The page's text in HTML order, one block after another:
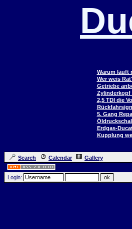
Warum läuft
Wer weis
Getriebe
Zylinderkopf
2,5 TDI die
5. Gang
Erdgas-
Kupplung
Search Calendar
Gallery
Login: